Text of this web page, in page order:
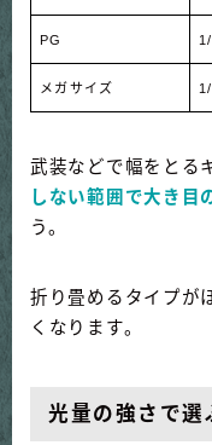
PG
メガサイズ
武装などで幅をとる
しない範囲で大き目
う。
折り畳めるタイプが
くなります。
光量の強さで選